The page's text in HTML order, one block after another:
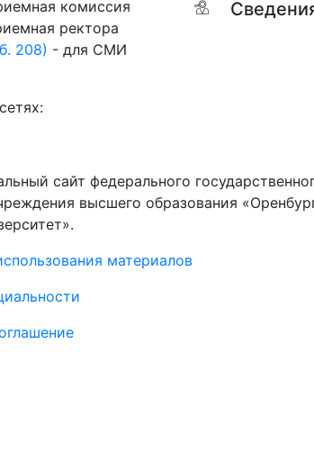
комиссия
ректора
208) - для СМИ
сайт федерального
высшего образования
материалов